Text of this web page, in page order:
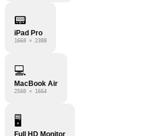
📟
iPad Pro
1668 × 2388
💻
MacBook Air
2560 × 1664
🖥️
Full HD Monitor